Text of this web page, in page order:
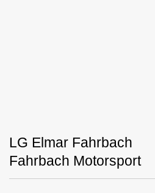
LG Elmar Fahrbach
Fahrbach Motorsport